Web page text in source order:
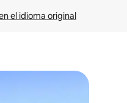
el idioma original